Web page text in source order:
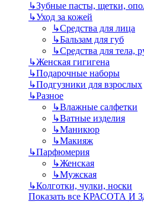
↳Зубные пасты, щетки,
↳Уход за кожей
↳Средства для лица
↳Бальзам для губ
↳Средства для тела,
↳Женская гигигена
↳Подарочные наборы
↳Подгузники для взрослых
↳Разное
↳Влажные салфетки
↳Ватные изделия
↳Маникюр
↳Макияж
↳Парфюмерия
↳Женская
↳Мужская
↳Колготки, чулки, носки
Показать все КРАСОТА И